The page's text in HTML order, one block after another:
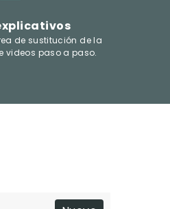
de sustitución de la
videos paso a paso.